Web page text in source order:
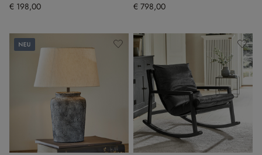
€ 198,00 € 798,00
Neu